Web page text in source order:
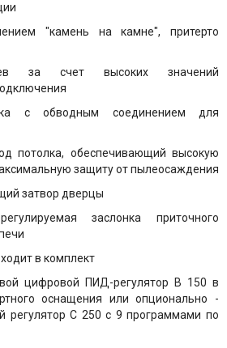
"камень на камне", притерто
за счет высоких значений
с обводным соединением для
потолка, обеспечивающий высокую
защиту от пылеосаждения
затвор дверцы
заслонка приточного
в комплект
цифровой ПИД-регулятор В 150 в
оснащения или опционально -
регулятор С 250 с 9 программами по